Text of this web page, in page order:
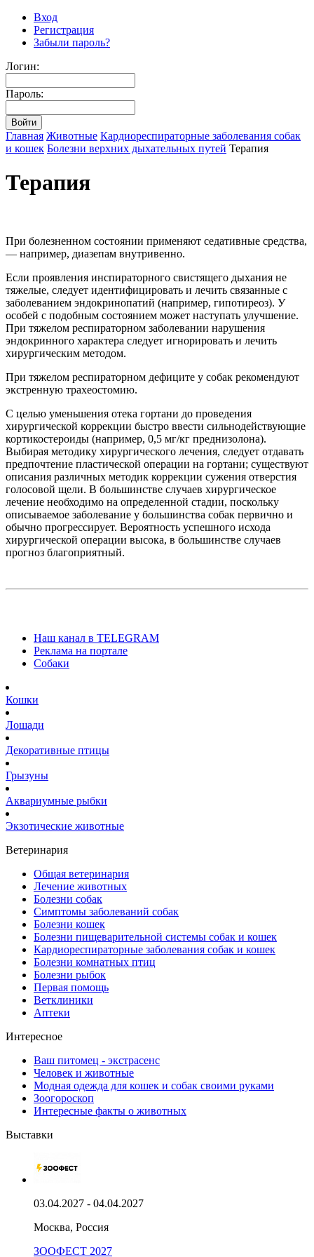
Вход
Регистрация
Забыли пароль?
Логин:
Пароль:
Главная Животные Кардиореспираторные заболевания собак
и кошек Болезни верхних дыхательных путей Терапия
Терапия
При болезненном состоянии применяют седативные средства,
— например, диазепам внутривенно.
Если проявления инспираторного свистящего дыхания не
тяжелые, следует идентифицировать и лечить связанные с
заболеванием эндокринопатий (например, гипотиреоз). У
особей с подобным состоянием может наступать улучшение.
При тяжелом респираторном заболевании нарушения
эндокринного характера следует игнорировать и лечить
хирургическим методом.
При тяжелом респираторном дефиците у собак рекомендуют
экстренную трахеостомию.
С целью уменьшения отека гортани до проведения
хирургической коррекции быстро ввести сильнодействующие
кортикостероиды (например, 0,5 мг/кг преднизолона).
Выбирая методику хирургического лечения, следует отдавать
предпочтение пластической операции на гортани; существуют
описания различных методик коррекции сужения отверстия
голосовой щели. В большинстве случаев хирургическое
лечение необходимо на определенной стадии, поскольку
описываемое заболевание у большинства собак первично и
обычно прогрессирует. Вероятность успешного исхода
хирургической операции высока, в большинстве случаев
прогноз благоприятный.
Наш канал в TELEGRAM
Реклама на портале
Собаки
Кошки
Лошади
Декоративные птицы
Грызуны
Аквариумные рыбки
Экзотические животные
Ветеринария
Общая ветеринария
Лечение животных
Болезни собак
Симптомы заболеваний собак
Болезни кошек
Болезни пищеварительной системы собак и кошек
Кардиореспираторные заболевания собак и кошек
Болезни комнатных птиц
Болезни рыбок
Первая помощь
Ветклиники
Аптеки
Интересное
Ваш питомец - экстрасенс
Человек и животные
Модная одежда для кошек и собак своими руками
Зоогороскоп
Интересные факты о животных
Выставки
03.04.2027 - 04.04.2027
Москва, Россия
ЗООФЕСТ 2027